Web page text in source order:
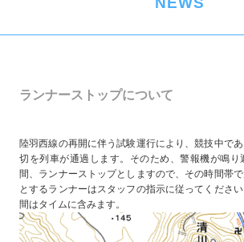
ランナーストップについて
陸羽西線の再開に伴う試験運行により、競技中で
切を列車が通過します。そのため、警報機が鳴り
間、ランナーストップとしますので、その時間帯
とするランナーはスタッフの指示に従ってくださ
間はタイムに含みます。